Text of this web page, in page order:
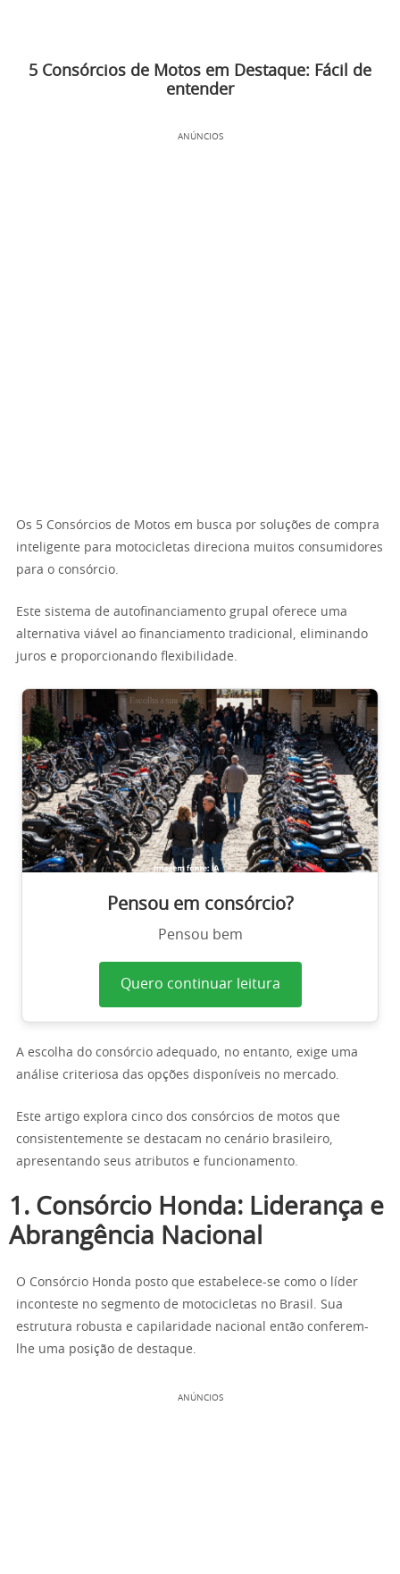
5 Consórcios de Motos em Destaque: Fácil de
entender
ANÚNCIOS
Os 5 Consórcios de Motos em busca por soluções de compra
inteligente para motocicletas direciona muitos consumidores
para o consórcio.
Este sistema de autofinanciamento grupal oferece uma
alternativa viável ao financiamento tradicional, eliminando
juros e proporcionando flexibilidade.
Pensou em consórcio?
Pensou bem
Quero continuar leitura
A escolha do consórcio adequado, no entanto, exige uma
análise criteriosa das opções disponíveis no mercado.
Este artigo explora cinco dos consórcios de motos que
consistentemente se destacam no cenário brasileiro,
apresentando seus atributos e funcionamento.
1. Consórcio Honda: Liderança e
Abrangência Nacional
O Consórcio Honda posto que estabelece-se como o líder
inconteste no segmento de motocicletas no Brasil. Sua
estrutura robusta e capilaridade nacional então conferem-
lhe uma posição de destaque.
ANÚNCIOS